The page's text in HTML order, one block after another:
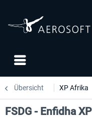
Übersicht XP Afrika
FSDG - Enfidha XP